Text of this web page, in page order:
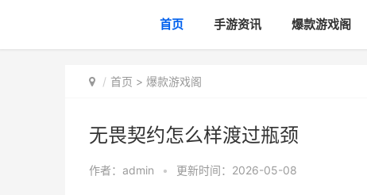
首页 手游资讯 爆款游戏阁
首页 > 爆款游戏阁
无畏契约怎么样渡过瓶颈
作者： admin • 更新时间：2026-05-08